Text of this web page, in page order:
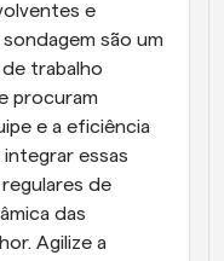
e
são um
trabalho
procuram
e a eficiência
essas
de
das
Agilize a